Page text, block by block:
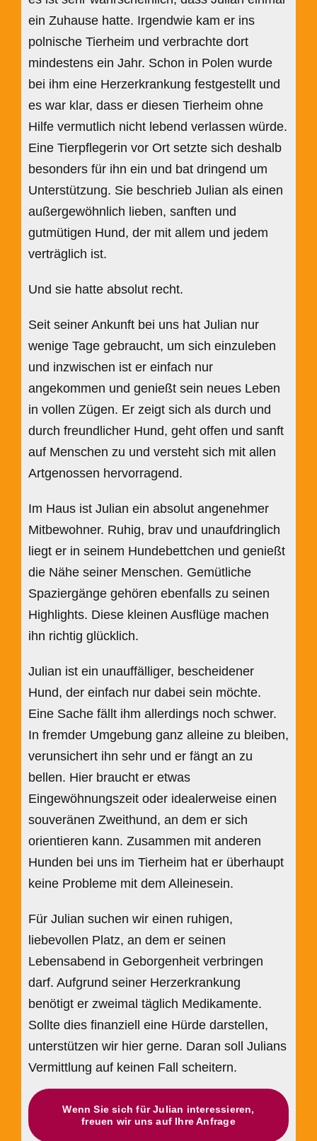
ein Zuhause hatte. Irgendwie kam er ins
polnische Tierheim und verbrachte dort
mindestens ein Jahr. Schon in Polen wurde
bei ihm eine Herzerkrankung festgestellt und
es war klar, dass er diesen Tierheim ohne
Hilfe vermutlich nicht lebend verlassen würde.
Eine Tierpflegerin vor Ort setzte sich deshalb
besonders für ihn ein und bat dringend um
Unterstützung. Sie beschrieb Julian als einen
außergewöhnlich lieben, sanften und
gutmütigen Hund, der mit allem und jedem
verträglich ist.
Und sie hatte absolut recht.
Seit seiner Ankunft bei uns hat Julian nur
wenige Tage gebraucht, um sich einzuleben
und inzwischen ist er einfach nur
angekommen und genießt sein neues Leben
in vollen Zügen. Er zeigt sich als durch und
durch freundlicher Hund, geht offen und sanft
auf Menschen zu und versteht sich mit allen
Artgenossen hervorragend.
Im Haus ist Julian ein absolut angenehmer
Mitbewohner. Ruhig, brav und unaufdringlich
liegt er in seinem Hundebettchen und genießt
die Nähe seiner Menschen. Gemütliche
Spaziergänge gehören ebenfalls zu seinen
Highlights. Diese kleinen Ausflüge machen
ihn richtig glücklich.
Julian ist ein unauffälliger, bescheidener
Hund, der einfach nur dabei sein möchte.
Eine Sache fällt ihm allerdings noch schwer.
In fremder Umgebung ganz alleine zu bleiben,
verunsichert ihn sehr und er fängt an zu
bellen. Hier braucht er etwas
Eingewöhnungszeit oder idealerweise einen
souveränen Zweithund, an dem er sich
orientieren kann. Zusammen mit anderen
Hunden bei uns im Tierheim hat er überhaupt
keine Probleme mit dem Alleinesein.
Für Julian suchen wir einen ruhigen,
liebevollen Platz, an dem er seinen
Lebensabend in Geborgenheit verbringen
darf. Aufgrund seiner Herzerkrankung
benötigt er zweimal täglich Medikamente.
Sollte dies finanziell eine Hürde darstellen,
unterstützen wir hier gerne. Daran soll Julians
Vermittlung auf keinen Fall scheitern.
Wenn Sie sich für Julian interessieren,
freuen wir uns auf Ihre Anfrage